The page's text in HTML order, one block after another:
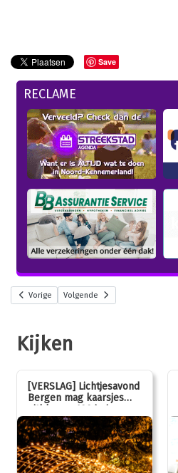
Save
RECLAME
Vorige Volgende
Kijken
[VERSLAG] Lichtjesavond
Bergen mag kaarsjes
uitblazen: 100 jarig
jubileum!